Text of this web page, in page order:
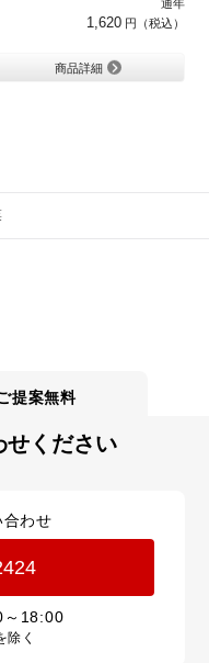
通年
1,620
商品詳細
せください
合わせ
～18:00
く